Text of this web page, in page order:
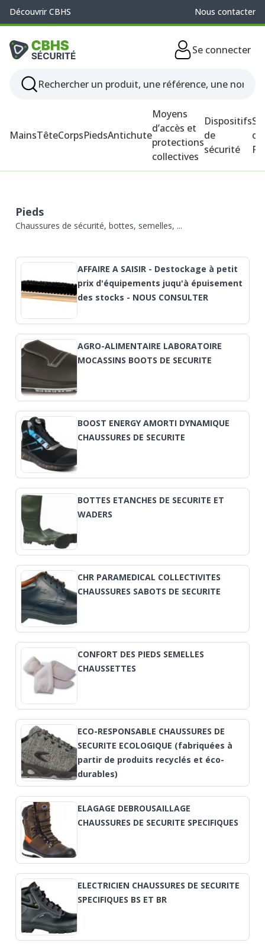
Découvrir CBHS Nous contacter
Se connecter
MainsTêteCorpsPiedsAntichute
Moyens
d’accès et
protections
collectives
Dispositifs
de
sécurité
Pieds
Chaussures de sécurité, bottes, semelles, ...
AFFAIRE A SAISIR - Destockage à petit
prix d'équipements juqu'à épuisement
des stocks - NOUS CONSULTER
AGRO-ALIMENTAIRE LABORATOIRE
MOCASSINS BOOTS DE SECURITE
BOOST ENERGY AMORTI DYNAMIQUE
CHAUSSURES DE SECURITE
BOTTES ETANCHES DE SECURITE ET
WADERS
CHR PARAMEDICAL COLLECTIVITES
CHAUSSURES SABOTS DE SECURITE
CONFORT DES PIEDS SEMELLES
CHAUSSETTES
ECO-RESPONSABLE CHAUSSURES DE
SECURITE ECOLOGIQUE (fabriquées à
partir de produits recyclés et éco-
durables)
ELAGAGE DEBROUSAILLAGE
CHAUSSURES DE SECURITE SPECIFIQUES
ELECTRICIEN CHAUSSURES DE SECURITE
SPECIFIQUES BS ET BR